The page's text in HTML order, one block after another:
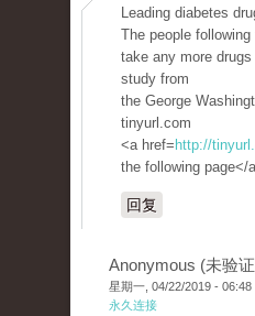
Leading diabetes
The people
take any more
study from
the George
tinyurl.com
<a href= http://
the following page</
回复
Anonymous (未验
星期一, 04/22/2019 - 06:48
永久连接